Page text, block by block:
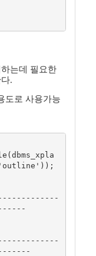
는데 필요한
.
도로 사용가능